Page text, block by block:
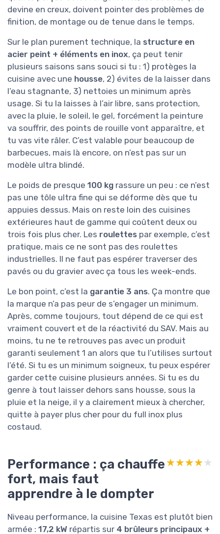
devine en creux, doivent pointer des problèmes de
finition, de montage ou de tenue dans le temps.
Sur le plan purement technique, la structure en
acier peint + éléments en inox, ça peut tenir
plusieurs saisons sans souci si tu : 1) protèges la
cuisine avec une housse, 2) évites de la laisser dans
l’eau stagnante, 3) nettoies un minimum après
usage. Si tu la laisses à l’air libre, sans protection,
avec la pluie, le soleil, le gel, forcément la peinture
va souffrir, des points de rouille vont apparaître, et
tu vas vite râler. C’est valable pour beaucoup de
barbecues, mais là encore, on n’est pas sur un
modèle ultra blindé.
Le poids de presque 100 kg rassure un peu : ce n’est
pas une tôle ultra fine qui se déforme dès que tu
appuies dessus. Mais on reste loin des cuisines
extérieures haut de gamme qui coûtent deux ou
trois fois plus cher. Les roulettes par exemple, c’est
pratique, mais ce ne sont pas des roulettes
industrielles. Il ne faut pas espérer traverser des
pavés ou du gravier avec ça tous les week-ends.
Le bon point, c’est la garantie 3 ans. Ça montre que
la marque n’a pas peur de s’engager un minimum.
Après, comme toujours, tout dépend de ce qui est
vraiment couvert et de la réactivité du SAV. Mais au
moins, tu ne te retrouves pas avec un produit
garanti seulement 1 an alors que tu l’utilises surtout
l’été. Si tu es un minimum soigneux, tu peux espérer
garder cette cuisine plusieurs années. Si tu es du
genre à tout laisser dehors sans housse, sous la
pluie et la neige, il y a clairement mieux à chercher,
quitte à payer plus cher pour du full inox plus
costaud.
Performance : ça chauffe
fort, mais faut
apprendre à le dompter
★★★★★
★★★★★
Niveau performance, la cuisine Texas est plutôt bien
armée : 17,2 kW répartis sur 4 brûleurs principaux +